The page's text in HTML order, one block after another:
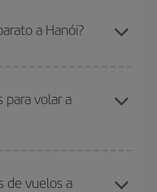
a Hanói?
con antelación y
de ida y vuelta.
para volar a
buscador de vuelos
de vuelos a